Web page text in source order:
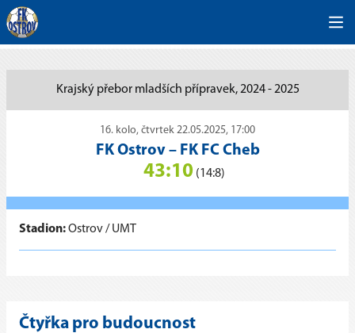
Krajský přebor mladších přípravek, 2024 - 2025
16. kolo, čtvrtek 22.05.2025, 17:00
FK Ostrov– FK FC Cheb
43:10 (14:8)
Stadion:Ostrov / UMT
Čtyřka pro budoucnost